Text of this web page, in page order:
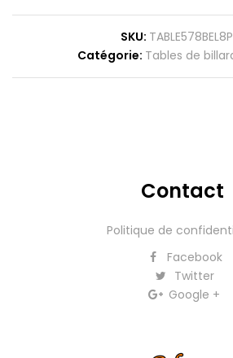
SKU
Catégorie Tables de
Contact
Politique de
Facebook
Twitter
Google +